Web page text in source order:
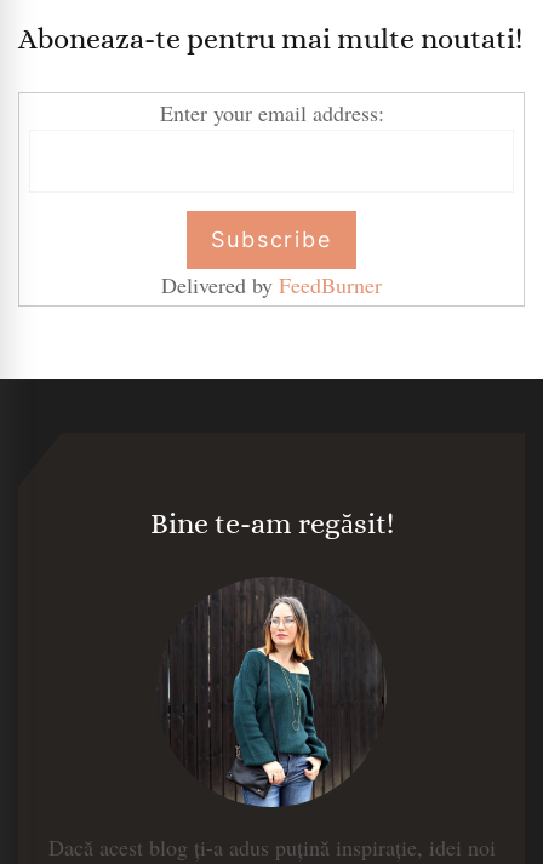
Aboneaza-te pentru mai multe noutati!
Enter your email address:
Delivered by FeedBurner
Bine te-am regăsit!
Dacă acest blog ți-a adus puțină inspirație, idei noi